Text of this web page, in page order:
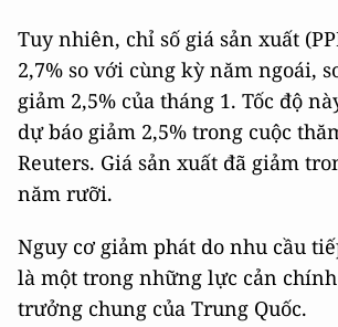
Tuy nhiên, chỉ số giá sản xuất
2,7% so với cùng kỳ năm ngoái,
giảm 2,5% của tháng 1. Tốc độ
dự báo giảm 2,5% trong cuộc
Reuters. Giá sản xuất đã giảm
năm rưỡi.
Nguy cơ giảm phát do nhu cầu
là một trong những lực cản
trưởng chung của Trung Quốc.